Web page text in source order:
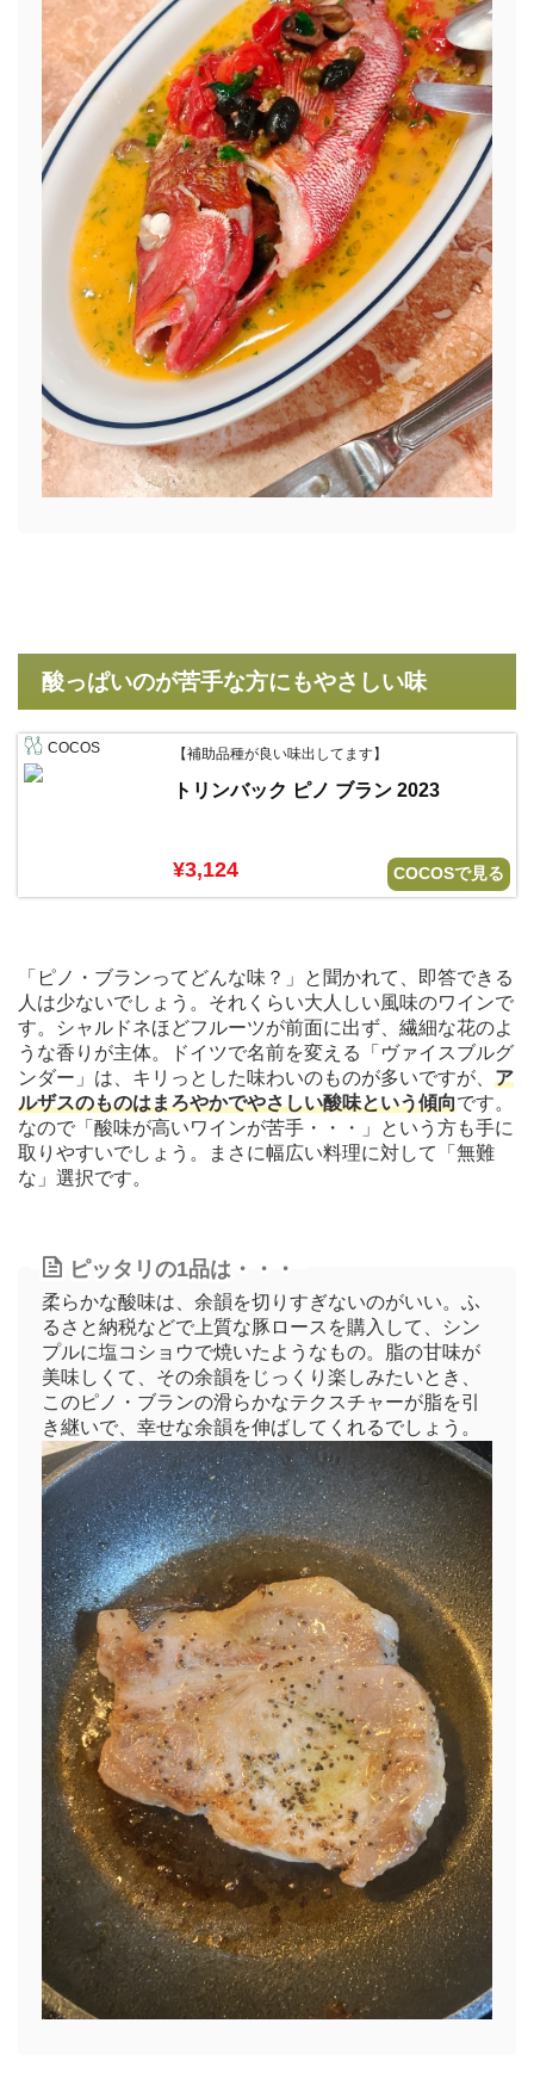
酸っぱいのが苦手な方にもやさしい味
COCOS 【補助品種が良い味出してます】
トリンバック ピノ ブラン 2023
¥3,124 COCOSで見る
「ピノ・ブランってどんな味？」と聞かれて、即答できる
人は少ないでしょう。それくらい大人しい風味のワインで
す。シャルドネほどフルーツが前面に出ず、繊細な花のよ
うな香りが主体。ドイツで名前を変える「ヴァイスブルグ
ンダー」は、キリっとした味わいのものが多いですが、 ア
ルザスのものはまろやかでやさしい酸味という傾向です。
なので「酸味が高いワインが苦手・・・」という方も手に
取りやすいでしょう。まさに幅広い料理に対して「無難
な」選択です。
ピッタリの1品は・・・
柔らかな酸味は、余韻を切りすぎないのがいい。ふ
るさと納税などで上質な豚ロースを購入して、シン
プルに塩コショウで焼いたようなもの。脂の甘味が
美味しくて、その余韻をじっくり楽しみたいとき、
このピノ・ブランの滑らかなテクスチャーが脂を引
き継いで、幸せな余韻を伸ばしてくれるでしょう。